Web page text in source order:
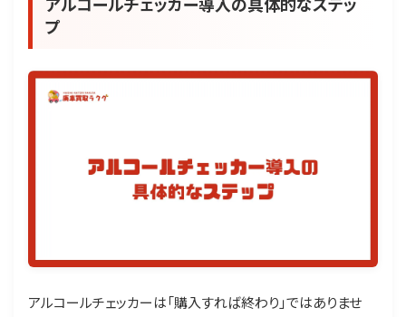
プ
アルコールチェッカーは「購入すれば終わり」ではありませ